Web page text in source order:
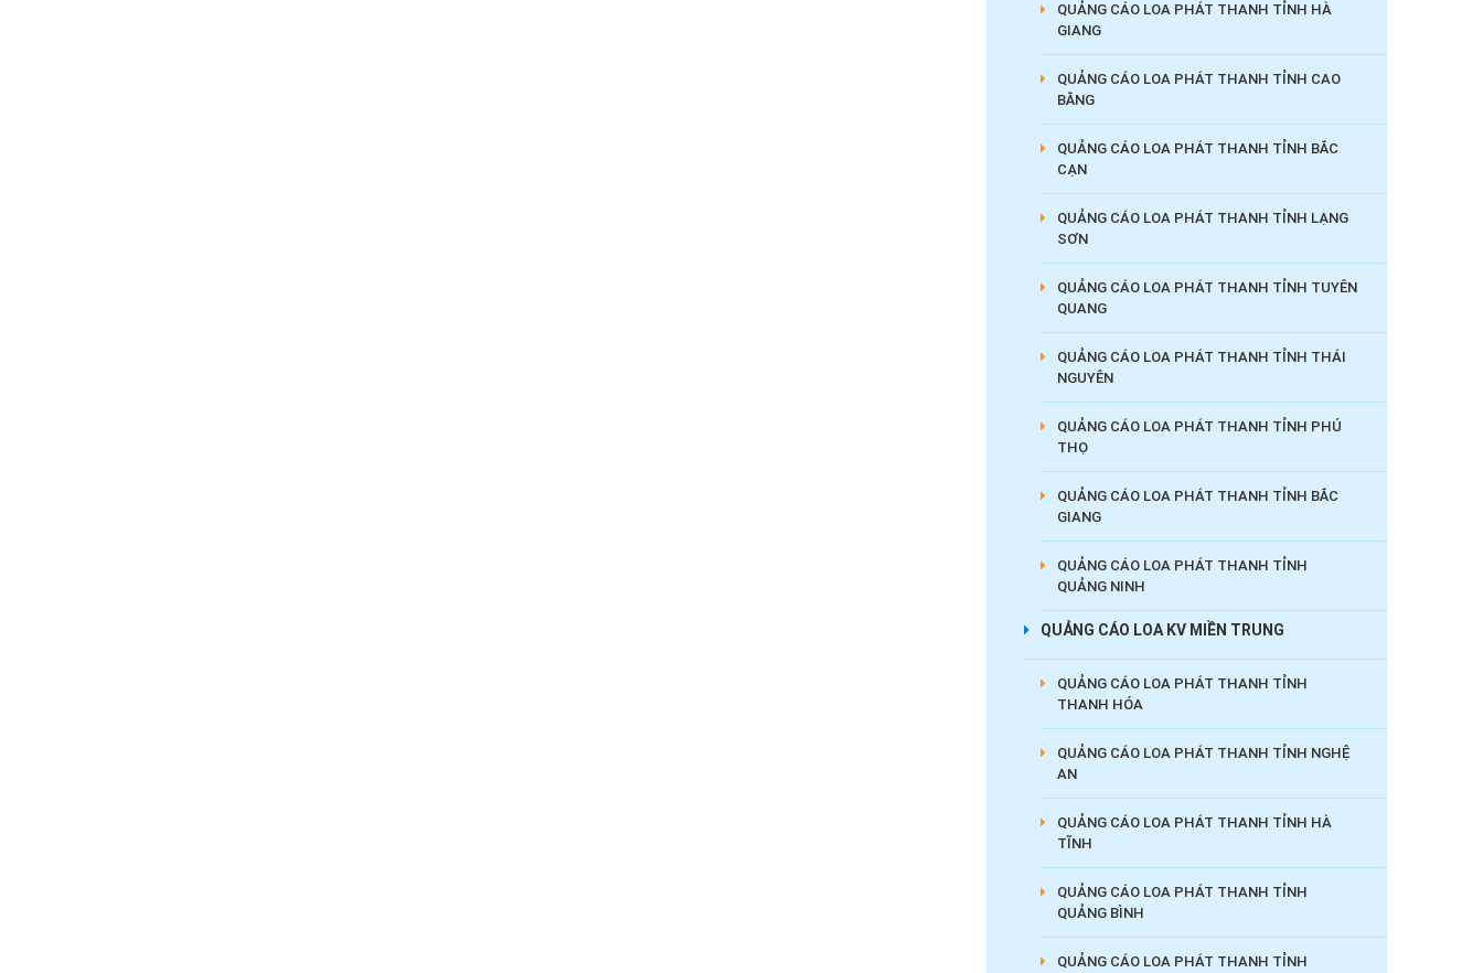
QUẢNG CÁO LOA PHÁT THANH TỈNH HÀ
GIANG
QUẢNG CÁO LOA PHÁT THANH TỈNH CAO
BẰNG
QUẢNG CÁO LOA PHÁT THANH TỈNH BẮC
CẠN
QUẢNG CÁO LOA PHÁT THANH TỈNH LẠNG
SƠN
QUẢNG CÁO LOA PHÁT THANH TỈNH TUYÊN
QUANG
QUẢNG CÁO LOA PHÁT THANH TỈNH THÁI
NGUYÊN
QUẢNG CÁO LOA PHÁT THANH TỈNH PHÚ
THỌ
QUẢNG CÁO LOA PHÁT THANH TỈNH BẮC
GIANG
QUẢNG CÁO LOA PHÁT THANH TỈNH
QUẢNG NINH
QUẢNG CÁO LOA KV MIỀN TRUNG
QUẢNG CÁO LOA PHÁT THANH TỈNH
THANH HÓA
QUẢNG CÁO LOA PHÁT THANH TỈNH NGHỆ
AN
QUẢNG CÁO LOA PHÁT THANH TỈNH HÀ
TĨNH
QUẢNG CÁO LOA PHÁT THANH TỈNH
QUẢNG BÌNH
QUẢNG CÁO LOA PHÁT THANH TỈNH